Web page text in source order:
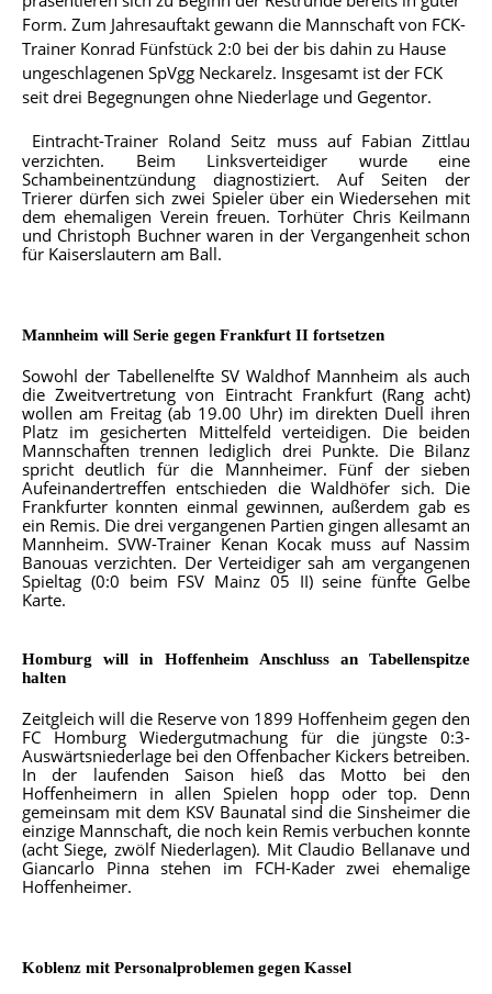
Form. Zum Jahresauftakt gewann die Mannschaft von FCK-
Trainer Konrad Fünfstück 2:0 bei der bis dahin zu Hause
ungeschlagenen SpVgg Neckarelz. Insgesamt ist der FCK
seit drei Begegnungen ohne Niederlage und Gegentor.
Eintracht-Trainer Roland Seitz muss auf Fabian Zittlau
verzichten. Beim Linksverteidiger wurde eine
Schambeinentzündung diagnostiziert. Auf Seiten der
Trierer dürfen sich zwei Spieler über ein Wiedersehen mit
dem ehemaligen Verein freuen. Torhüter Chris Keilmann
und Christoph Buchner waren in der Vergangenheit schon
für Kaiserslautern am Ball.
Mannheim will Serie gegen Frankfurt II fortsetzen
Sowohl der Tabellenelfte SV Waldhof Mannheim als auch
die Zweitvertretung von Eintracht Frankfurt (Rang acht)
wollen am Freitag (ab 19.00 Uhr) im direkten Duell ihren
Platz im gesicherten Mittelfeld verteidigen. Die beiden
Mannschaften trennen lediglich drei Punkte. Die Bilanz
spricht deutlich für die Mannheimer. Fünf der sieben
Aufeinandertreffen entschieden die Waldhöfer sich. Die
Frankfurter konnten einmal gewinnen, außerdem gab es
ein Remis. Die drei vergangenen Partien gingen allesamt an
Mannheim. SVW-Trainer Kenan Kocak muss auf Nassim
Banouas verzichten. Der Verteidiger sah am vergangenen
Spieltag (0:0 beim FSV Mainz 05 II) seine fünfte Gelbe
Karte.
Homburg will in Hoffenheim Anschluss an Tabellenspitze
halten
Zeitgleich will die Reserve von 1899 Hoffenheim gegen den
FC Homburg Wiedergutmachung für die jüngste 0:3-
Auswärtsniederlage bei den Offenbacher Kickers betreiben.
In der laufenden Saison hieß das Motto bei den
Hoffenheimern in allen Spielen hopp oder top. Denn
gemeinsam mit dem KSV Baunatal sind die Sinsheimer die
einzige Mannschaft, die noch kein Remis verbuchen konnte
(acht Siege, zwölf Niederlagen). Mit Claudio Bellanave und
Giancarlo Pinna stehen im FCH-Kader zwei ehemalige
Hoffenheimer.
Koblenz mit Personalproblemen gegen Kassel